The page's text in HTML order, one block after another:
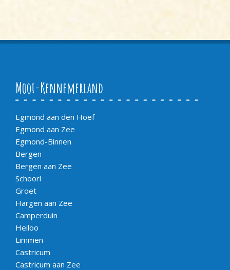
Mooi-Kennemerland
Egmond aan den Hoef
Egmond aan Zee
Egmond-Binnen
Bergen
Bergen aan Zee
Schoorl
Groet
Hargen aan Zee
Camperduin
Heiloo
Limmen
Castricum
Castricum aan Zee